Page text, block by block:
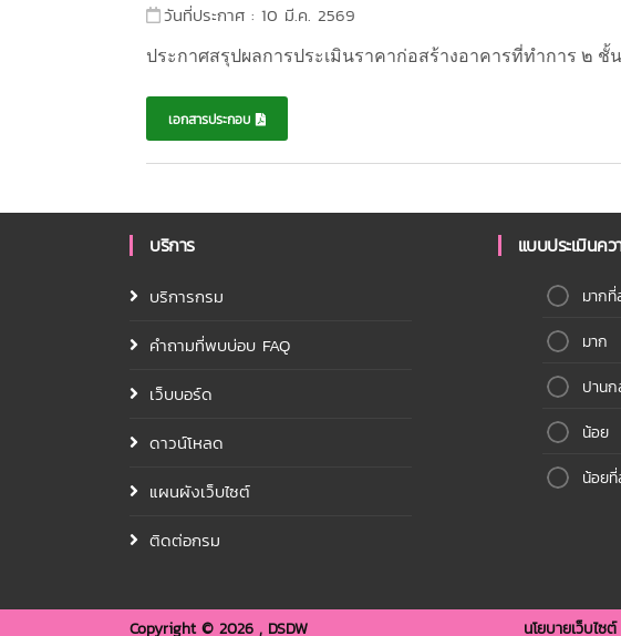
วันที่ประกาศ : 10 มี.ค. 2569
ประกาศสรุปผลการประเมินราคาก่อสร้างอาคารที่ทำการ ๒
เอกสารประกอบ
บริการ
บริการกรม
คำถามที่พบบ่อบ FAQ
เว็บบอร์ด
ดาวน์โหลด
แผนผังเว็บไซต์
ติดต่อกรม
แบบประเมินค
มาก
มาก
ปานก
น้อย
น้อย
Copyright © 2026 , DSDW นโยบายเว็บไซต์